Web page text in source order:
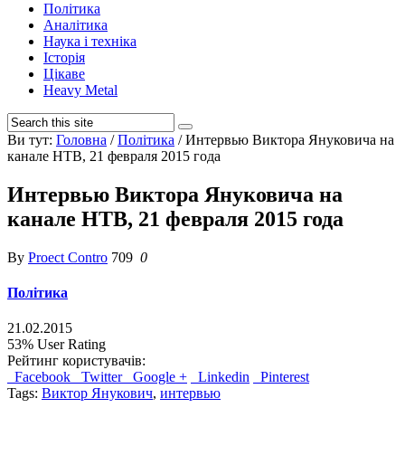
Політика
Аналітика
Наука і техніка
Історія
Цікаве
Heavy Metal
Ви тут: Головна /Політика /Интервью Виктора Януковича на
канале НТВ, 21 февраля 2015 года
Интервью Виктора Януковича на
канале НТВ, 21 февраля 2015 года
By Proect Contro 709 0
Політика
21.02.2015
53% User Rating
Рейтинг користувачів:
Facebook
Twitter Google + Linkedin
Pinterest
Tags: Виктор Янукович, интервью